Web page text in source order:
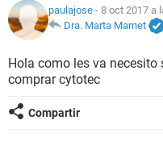
NUTRICIÓN
BIENESTAR
SEXUALIDAD
paulajose - 8 oct 2017 a
Dra. Marta Marnet
Hola como les va necesito
comprar cytotec
Compartir